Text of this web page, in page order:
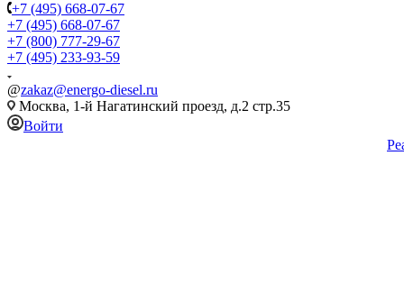
+7 (495) 668-07-67
+7 (495) 668-07-67
+7 (800) 777-29-67
+7 (495) 233-93-59
@zakaz@energo-diesel.ru
Москва, 1-й Нагатинский проезд, д.2 стр.35
Войти